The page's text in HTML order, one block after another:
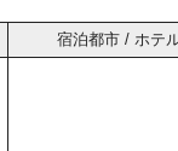
宿泊都市 / ホテ